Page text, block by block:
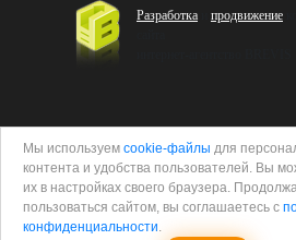
Разработка продвижение
Политика в отношении
данных
Мы используем cookie-файлы для
контента и удобства пользователей. Вы
их в настройках своего браузера.
пользоваться сайтом, вы соглашаетесь с
конфиденциальности.